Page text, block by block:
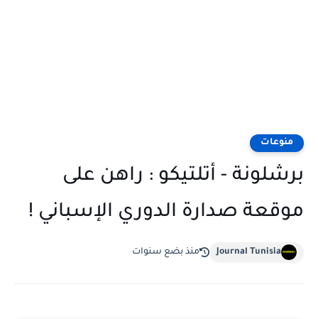
منوعات
برشلونة - أتلتيكو : راهن على
موقعة صدارة الدوري الإسباني !
Journal Tunisia منذ بضع سنوات